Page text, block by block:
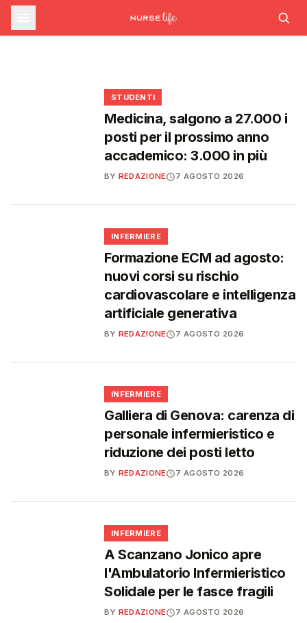
sfide che decideranno il futuro del
Ssn
Decreto PA e sanità: nuovo commissario per
le scorte Covid, liste d'attesa al Siveas e
INFERMIERE
Decreto PA: nuove regole per scorte Covid,
STUDENTI
Medicina, salgono a 27.000 i
posti per il prossimo anno
accademico: 3.000 in più
BY REDAZIONE 7 AGOSTO 2026
INFERMIERE
Formazione ECM ad agosto:
nuovi corsi su rischio
cardiovascolare e intelligenza
artificiale generativa
BY REDAZIONE 7 AGOSTO 2026
INFERMIERE
Galliera di Genova: carenza di
personale infermieristico e
riduzione dei posti letto
BY REDAZIONE 7 AGOSTO 2026
INFERMIERE
A Scanzano Jonico apre
l'Ambulatorio Infermieristico
Solidale per le fasce fragili
BY REDAZIONE 7 AGOSTO 2026